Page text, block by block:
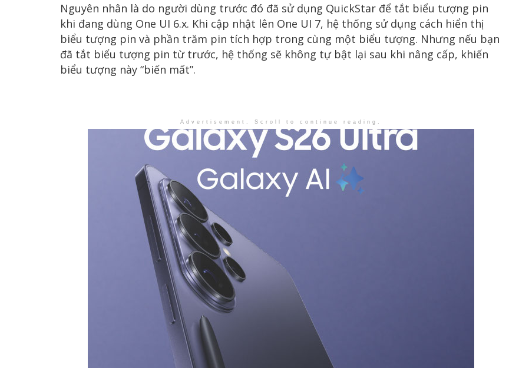
Nguyên nhân là do người dùng trước đó đã sử dụng QuickStar để tắt biểu tượng pin
khi đang dùng One UI 6.x. Khi cập nhật lên One UI 7, hệ thống sử dụng cách hiển thị
biểu tượng pin và phần trăm pin tích hợp trong cùng một biểu tượng. Nhưng nếu bạn
đã tắt biểu tượng pin từ trước, hệ thống sẽ không tự bật lại sau khi nâng cấp, khiến
biểu tượng này “biến mất”.
Advertisement. Scroll to continue reading.